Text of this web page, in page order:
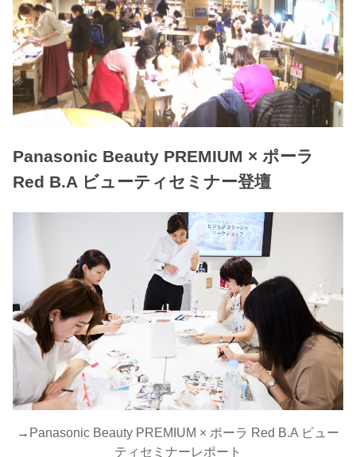
Panasonic Beauty PREMIUM × ポーラ
Red B.A ビューティセミナー登壇
→ Panasonic Beauty PREMIUM × ポーラ Red B.A ビュー
ティセミナーレポート